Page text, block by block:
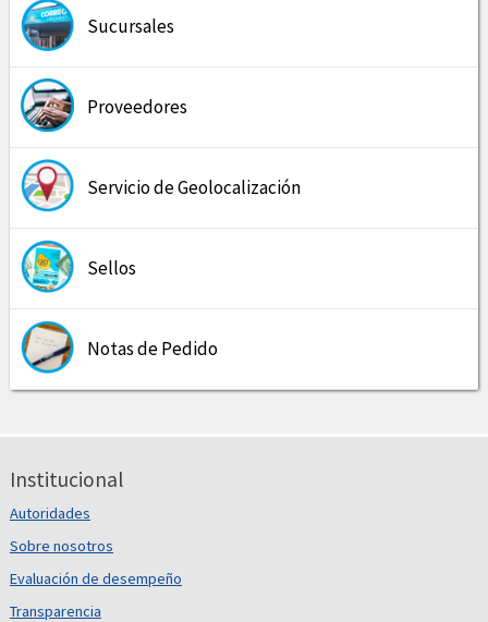
Sucursales
Proveedores
Servicio de Geolocalización
Sellos
Notas de Pedido
Institucional
Autoridades
Sobre nosotros
Evaluación de desempeño
Transparencia